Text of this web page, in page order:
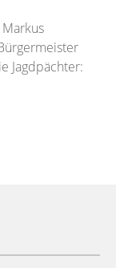
Markus
Jagdpächter: